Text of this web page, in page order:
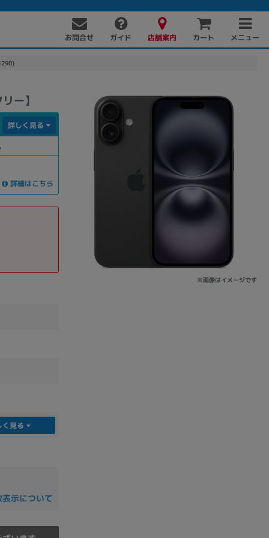
お問合せ ガイド 店舗案内 カート メニュー
ー】
※画像はイメージです
詳しく見る
詳細はこちら
く見る
示について
PC周辺機器
Ryzen 7 Ryzen 5